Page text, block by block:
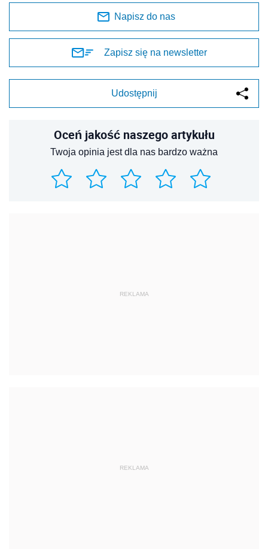
Napisz do nas
Zapisz się na newsletter
Udostępnij
Oceń jakość naszego artykułu
Twoja opinia jest dla nas bardzo ważna
REKLAMA
REKLAMA